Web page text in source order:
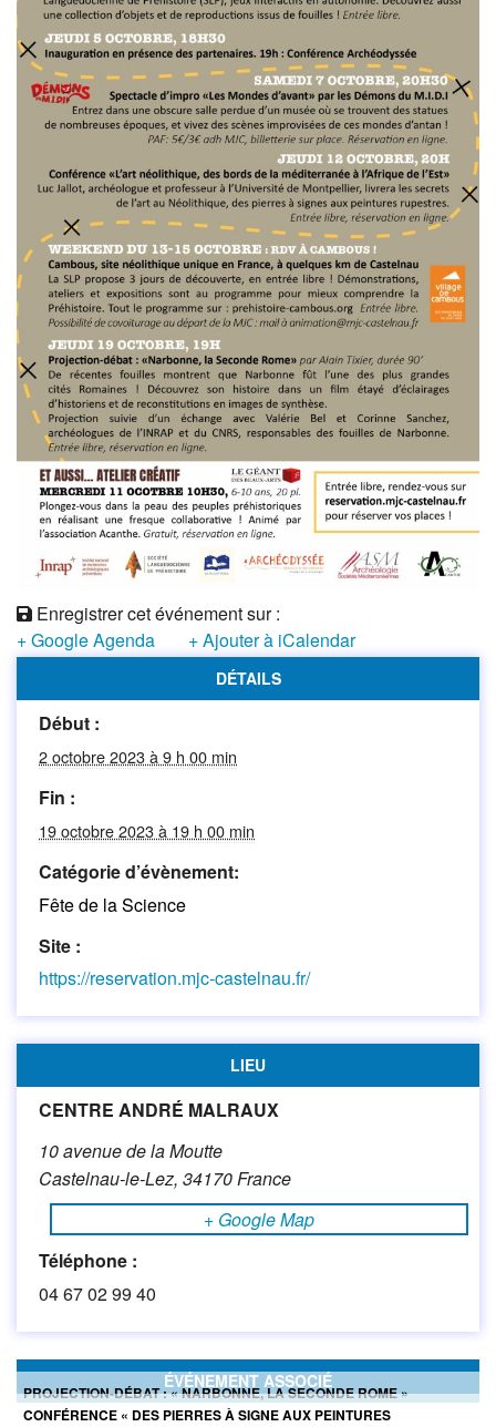
Enregistrer cet événement sur :
+ Google Agenda
+ Ajouter à iCalendar
DÉTAILS
Début :
2 octobre 2023 à 9 h 00 min
Fin :
19 octobre 2023 à 19 h 00 min
Catégorie d’évènement:
Fête de la Science
Site :
https://reservation.mjc-castelnau.fr/
LIEU
CENTRE ANDRÉ MALRAUX
10 avenue de la Moutte
Castelnau-le-Lez, 34170France
+ Google Map
Téléphone :
04 67 02 99 40
ÉVÉNEMENT ASSOCIÉ
PROJECTION-DÉBAT : « NARBONNE, LA SECONDE ROME »
CONFÉRENCE « DES PIERRES À SIGNE AUX PEINTURES